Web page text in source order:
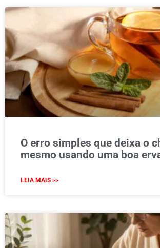
O erro simples que deixa o
mesmo usando uma boa
LEIA MAIS >>